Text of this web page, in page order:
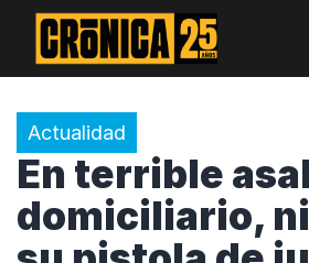
Actualidad
En terrible
domiciliario,